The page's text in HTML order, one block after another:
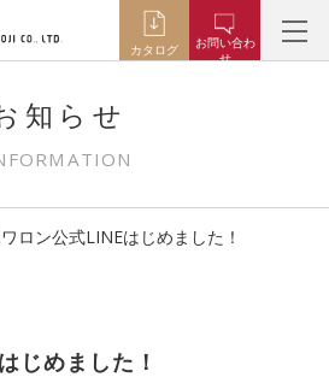
カタログ
お問い合わ
せ
知らせ
ロン公式LINEはじめました！
じめました！